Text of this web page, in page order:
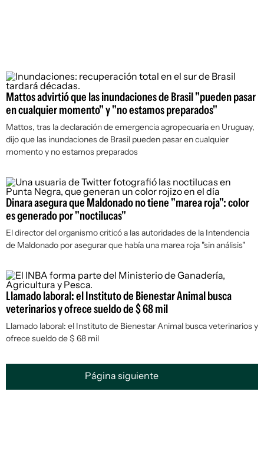
Mattos advirtió que las inundaciones de Brasil "pueden pasar
en cualquier momento" y "no estamos preparados"
Mattos, tras la declaración de emergencia agropecuaria en Uruguay,
dijo que las inundaciones de Brasil pueden pasar en cualquier
momento y no estamos preparados
Dinara asegura que Maldonado no tiene "marea roja": color
es generado por "noctilucas"
El director del organismo criticó a las autoridades de la Intendencia
de Maldonado por asegurar que había una marea roja "sin análisis"
Llamado laboral: el Instituto de Bienestar Animal busca
veterinarios y ofrece sueldo de $ 68 mil
Llamado laboral: el Instituto de Bienestar Animal busca veterinarios y
ofrece sueldo de $ 68 mil
Página siguiente